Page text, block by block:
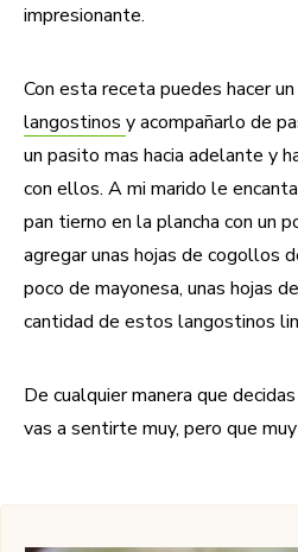
impresionante.
Con esta receta puedes hacer
langostinos y acompañarlo de
un pasito mas hacia adelante y
con ellos. A mi marido le
pan tierno en la plancha con un
agregar unas hojas de cogollos
poco de mayonesa, unas hojas
cantidad de estos langostinos
De cualquier manera que
vas a sentirte muy, pero que